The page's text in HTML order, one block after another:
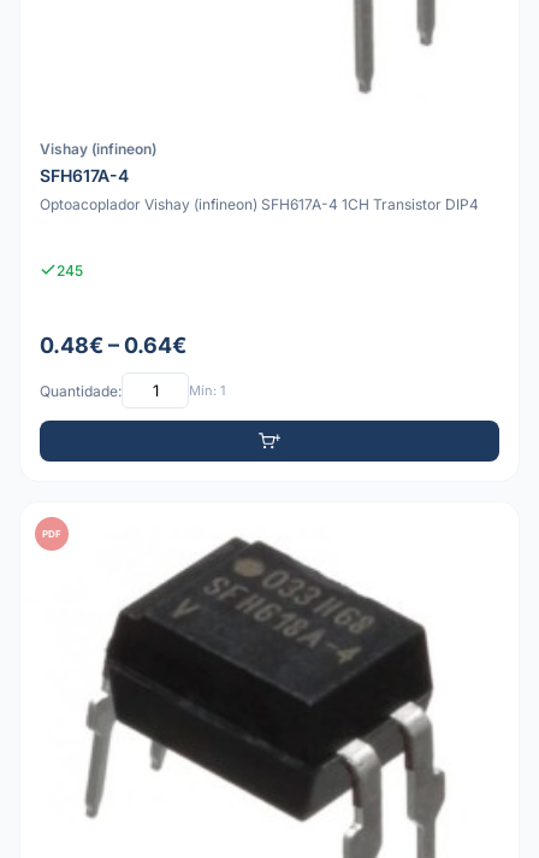
Vishay (infineon)
SFH617A-4
Optoacoplador Vishay (infineon) SFH617A-4 1CH Transistor DIP4
245
0.48€ – 0.64€
Quantidade: Mín: 1
PDF